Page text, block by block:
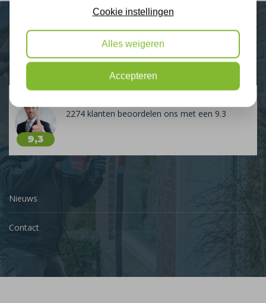
Uw isolatie specialist
9,3
2274 klanten beoordelen ons met een 9.3
Nieuws
Contact
Cookie instellingen
Alles weigeren
Accepteren